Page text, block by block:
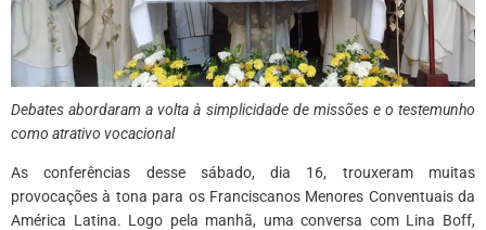
Debates abordaram a volta à simplicidade de missões e o testemunho
como atrativo vocacional
As conferências desse sábado, dia 16, trouxeram muitas
provocações à tona para os Franciscanos Menores Conventuais da
América Latina. Logo pela manhã, uma conversa com Lina Boff,